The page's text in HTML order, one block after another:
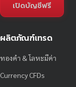
เปิดบัญชีฟรี
ผลิตภัณฑ์เทรด
ทองคำ & โลหะมีค่า
Currency CFDs